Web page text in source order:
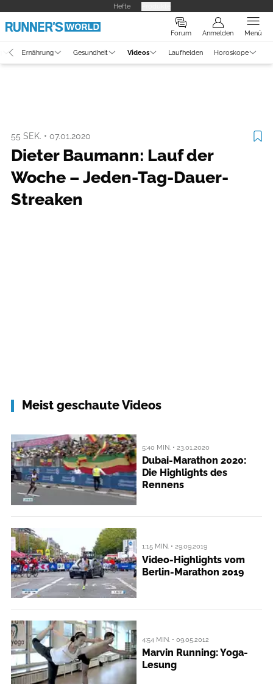
Hefte
Forum Anmelden Menü
Ernährung Gesundheit Videos Laufhelden Horoskope
55 SEK. • 07.01.2020
Dieter Baumann: Lauf der
Woche – Jeden-Tag-Dauer-
Streaken
Meist geschaute Videos
5:40 MIN. • 23.01.2020
Dubai-Marathon 2020:
Die Highlights des
Rennens
1:15 MIN. • 29.09.2019
Video-Highlights vom
Berlin-Marathon 2019
4:54 MIN. • 09.05.2012
Marvin Running: Yoga-
Lesung